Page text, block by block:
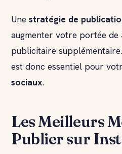
Une stratégie de
augmenter votre portée de
publicitaire supplémentaire.
est donc essentiel pour
sociaux.
Les Meilleurs
Publier sur